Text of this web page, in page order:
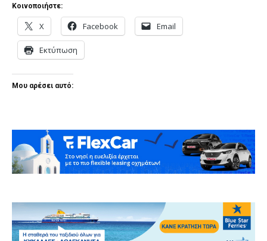
Κοινοποιήστε:
X Facebook Email
Εκτύπωση
Μου αρέσει αυτό: